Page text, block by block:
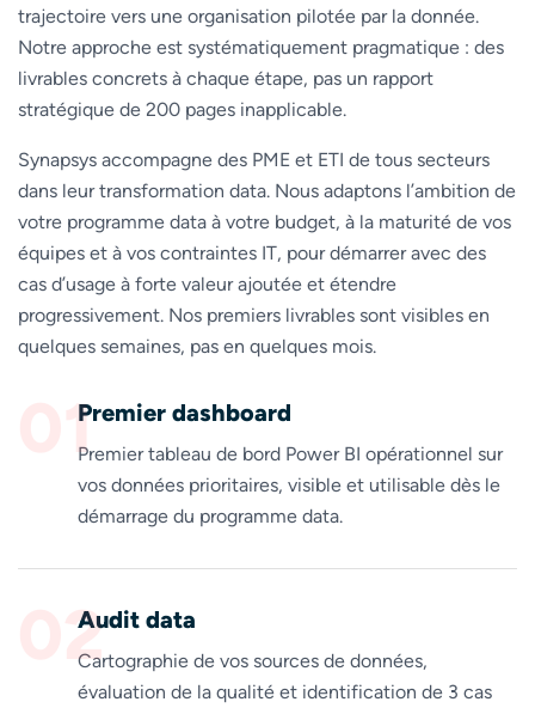
trajectoire vers une organisation pilotée par la donnée.
Notre approche est systématiquement pragmatique : des
livrables concrets à chaque étape, pas un rapport
stratégique de 200 pages inapplicable.
Synapsys accompagne des PME et ETI de tous secteurs
dans leur transformation data. Nous adaptons l’ambition de
votre programme data à votre budget, à la maturité de vos
équipes et à vos contraintes IT, pour démarrer avec des
cas d’usage à forte valeur ajoutée et étendre
progressivement. Nos premiers livrables sont visibles en
quelques semaines, pas en quelques mois.
01Premier dashboard
Premier tableau de bord Power BI opérationnel sur
vos données prioritaires, visible et utilisable dès le
démarrage du programme data.
02
Audit data
Cartographie de vos sources de données,
évaluation de la qualité et identification de 3 cas